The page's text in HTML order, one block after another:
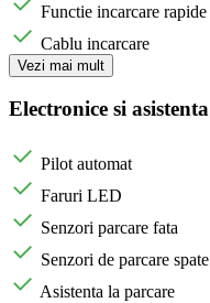
Functie incarcare rapide
Cablu incarcare
Vezi mai mult
Electronice si asistenta
Pilot automat
Faruri LED
Senzori parcare fata
Senzori de parcare spate
Asistenta la parcare